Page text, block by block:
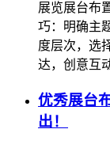
展览展台布
巧：明确主
度层次，选
达，创意互
优秀展台
出！